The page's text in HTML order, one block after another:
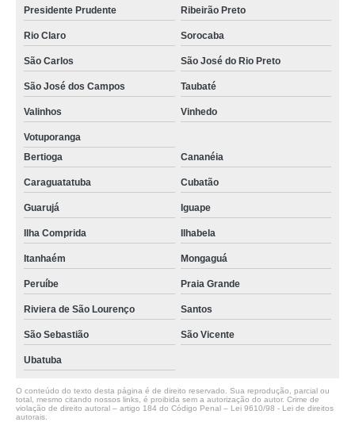
Presidente Prudente Ribeirão Preto
Rio Claro Sorocaba
São Carlos São José do Rio Preto
São José dos Campos Taubaté
Valinhos Vinhedo
Votuporanga
Bertioga
Cananéia
Caraguatatuba Cubatão
Guarujá Iguape
Ilha Comprida Ilhabela
Itanhaém Mongaguá
Peruíbe Praia Grande
Riviera de São Lourenço Santos
São Sebastião São Vicente
Ubatuba
O conteúdo do texto desta página é de direito reservado. Sua reprodução, parcial ou
total, mesmo citando nossos links, é proibida sem a autorização do autor. Crime de
violação de direito autoral – artigo 184 do Código Penal – Lei 9610/98 - Lei de direitos
autorais